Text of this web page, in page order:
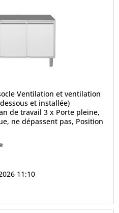
Ventilation et ventilation
et installée)
de travail 3 x Porte pleine,
ne dépassent pas, Position
11:10